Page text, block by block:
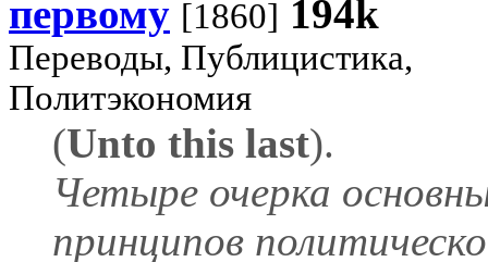
первому [1860] 194k
Переводы, Публицистика,
Политэкономия
(Unto this last).
Четыре очерка
принципов